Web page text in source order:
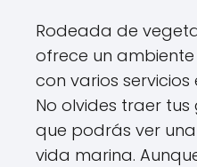
Rodeada de
ofrece un
con varios
No olvides traer
que podrás ver
vida marina.